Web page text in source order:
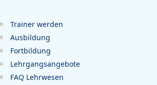
Trainer werden
Ausbildung
Fortbildung
Lehrgangsangebote
FAQ Lehrwesen